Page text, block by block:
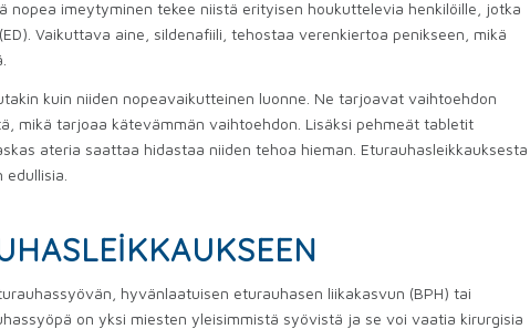
nopea imeytyminen tekee niistä erityisen houkuttelevia henkilöille, jotka
Vaikuttava aine, sildenafiili, tehostaa verenkiertoa penikseen, mikä
kuin niiden nopeavaikutteinen luonne. Ne tarjoavat vaihtoehdon
mikä tarjoaa kätevämmän vaihtoehdon. Lisäksi pehmeät tabletit
ateria saattaa hidastaa niiden tehoa hieman. Eturauhasleikkauksesta
hyvänlaatuisen eturauhasen liikakasvun (BPH) tai
on yksi miesten yleisimmistä syövistä ja se voi vaatia kirurgisia